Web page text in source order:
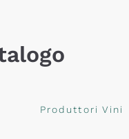
Produttori Vini